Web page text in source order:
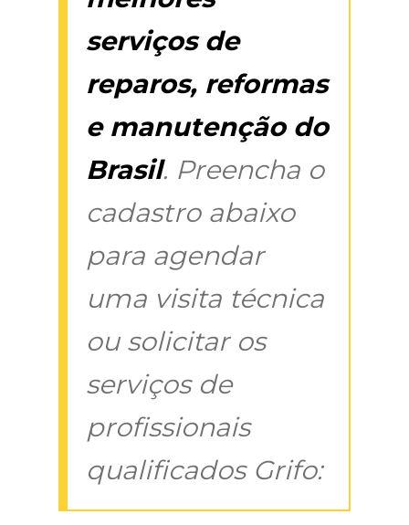
serviços de
reparos, reformas
e manutenção do
Brasil. Preencha o
cadastro abaixo
para agendar
uma visita técnica
ou solicitar os
serviços de
profissionais
qualificados Grifo: